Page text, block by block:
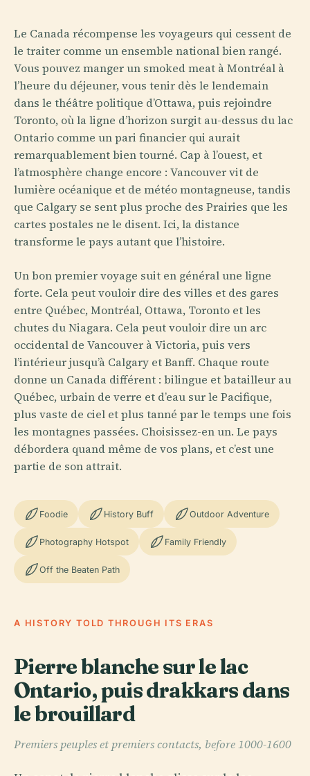
Le Canada récompense les voyageurs qui cessent de
le traiter comme un ensemble national bien rangé.
Vous pouvez manger un smoked meat à Montréal à
l’heure du déjeuner, vous tenir dès le lendemain
dans le théâtre politique d’Ottawa, puis rejoindre
Toronto, où la ligne d’horizon surgit au-dessus du lac
Ontario comme un pari financier qui aurait
remarquablement bien tourné. Cap à l’ouest, et
l’atmosphère change encore : Vancouver vit de
lumière océanique et de météo montagneuse, tandis
que Calgary se sent plus proche des Prairies que les
cartes postales ne le disent. Ici, la distance
transforme le pays autant que l’histoire.
Un bon premier voyage suit en général une ligne
forte. Cela peut vouloir dire des villes et des gares
entre Québec, Montréal, Ottawa, Toronto et les
chutes du Niagara. Cela peut vouloir dire un arc
occidental de Vancouver à Victoria, puis vers
l’intérieur jusqu’à Calgary et Banff. Chaque route
donne un Canada différent : bilingue et batailleur au
Québec, urbain de verre et d’eau sur le Pacifique,
plus vaste de ciel et plus tanné par le temps une fois
les montagnes passées. Choisissez-en un. Le pays
débordera quand même de vos plans, et c’est une
partie de son attrait.
Foodie History Buff Outdoor Adventure
Photography Hotspot Family Friendly
Off the Beaten Path
A HISTORY TOLD THROUGH ITS ERAS
Pierre blanche sur le lac
Ontario, puis drakkars dans
le brouillard
Premiers peuples et premiers contacts, before 1000-1600